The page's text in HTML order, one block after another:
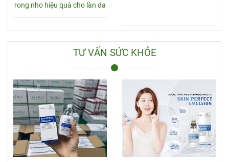
rong nho hiệu quả cho làn da
TƯ VẤN SỨC KHỎE